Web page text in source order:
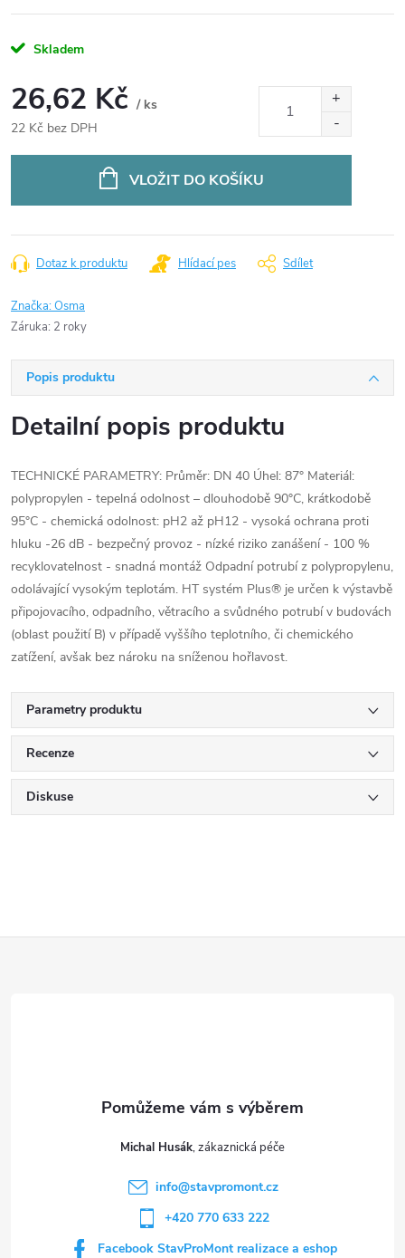
Skladem
26,62 Kč / ks
22 Kč bez DPH
VLOŽIT DO KOŠÍKU
Dotaz k produktu Hlídací pes Sdílet
Značka:Osma
Záruka: 2 roky
Popis produktu
Detailní popis produktu
TECHNICKÉ PARAMETRY: Průměr: DN 40 Úhel: 87° Materiál:
polypropylen - tepelná odolnost – dlouhodobě 90°C, krátkodobě
95°C - chemická odolnost: pH2 až pH12 - vysoká ochrana proti
hluku -26 dB - bezpečný provoz - nízké riziko zanášení - 100 %
recyklovatelnost - snadná montáž Odpadní potrubí z polypropylenu,
odolávající vysokým teplotám. HT systém Plus® je určen k výstavbě
připojovacího, odpadního, větracího a svůdného potrubí v budovách
(oblast použití B) v případě vyššího teplotního, či chemického
zatížení, avšak bez nároku na sníženou hořlavost.
Parametry produktu
Recenze
Diskuse
Michal Husák
info@stavpromont.cz
+420 770 633 222
Facebook StavProMont realizace a eshop